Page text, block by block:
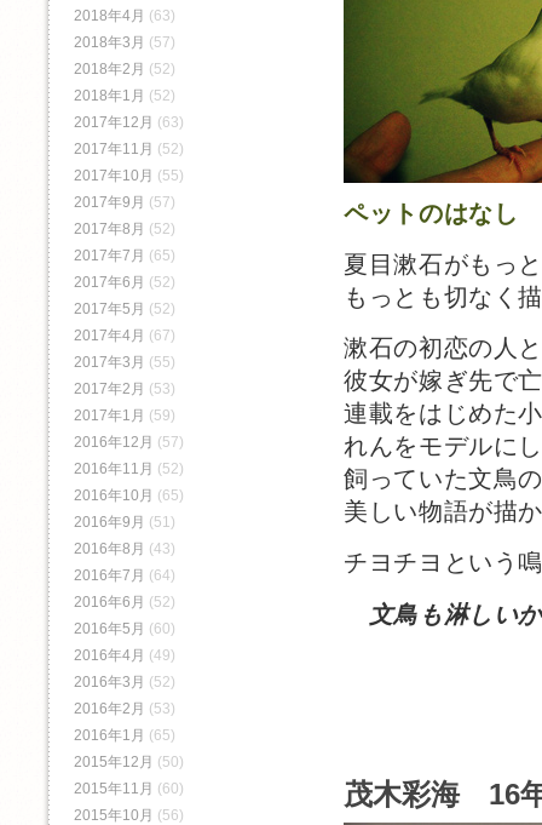
ペットのはなし
夏目漱石がもっ
もっとも切なく
漱石の初恋の人
彼女が嫁ぎ先で
連載をはじめた
れんをモデルに
飼っていた文鳥
美しい物語が描
チヨチヨという
文鳥も淋しい
茂木彩海 16
2018年4月 (63)
2018年3月 (57)
2018年2月 (52)
2018年1月 (52)
2017年12月 (63)
2017年11月 (52)
2017年10月 (55)
2017年9月 (57)
2017年8月 (52)
2017年7月 (65)
2017年6月 (52)
2017年5月 (52)
2017年4月 (67)
2017年3月 (55)
2017年2月 (53)
2017年1月 (59)
2016年12月 (57)
2016年11月 (52)
2016年10月 (65)
2016年9月 (51)
2016年8月 (43)
2016年7月 (64)
2016年6月 (52)
2016年5月 (60)
2016年4月 (49)
2016年3月 (52)
2016年2月 (53)
2016年1月 (65)
2015年12月 (50)
2015年11月 (60)
2015年10月 (56)